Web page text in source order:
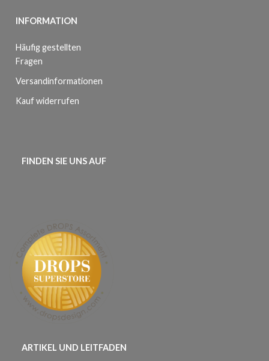
INFORMATION
Häufig gestellten
Fragen
Versandinformationen
Kauf widerrufen
FINDEN SIE UNS AUF
ARTIKEL UND LEITFADEN